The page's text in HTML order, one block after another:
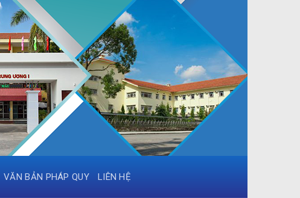
VĂN BẢN PHÁP QUY LIÊN HỆ